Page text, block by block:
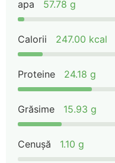
apa 57.78 g
Calorii 247.00 kcal
Proteine 24.18 g
Grăsime 15.93 g
Cenușă 1.10 g